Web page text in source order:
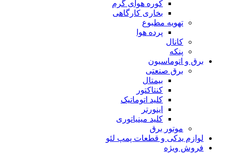
کوره هوای گرم
بخاری کارگاهی
تهویه مطبوع
پرده هوا
کانال
پنکه
برق و اتوماسیون
برق صنعتی
بیمتال
کنتاکتور
کلید اتوماتیک
اینورتر
کلید مینیاتوری
موتور برق
لوازم یدکی و قطعات پمپ لئو
فروش ویژه